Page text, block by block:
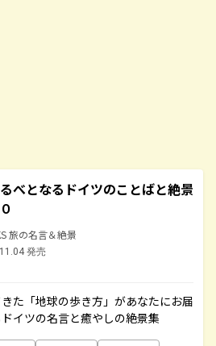
べとなるドイツのことばと絶景
旅の名言＆絶景
発売
た「地球の歩き方」があなたにお届
イツの名言と癒やしの絶景集